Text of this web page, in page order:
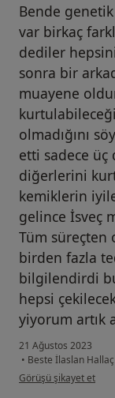
Bende
var birkaç
dediler
sonra bir
muayene
olmadığını
etti sadece üç
diğerlerini
kemiklerin
gelince İsveç
Tüm süreçten
birden fazla
bilgilendirdi
hepsi
yiyorum artık
21 Ağustos 2023
• Beste İlaslan
kullanıcının görüşüne
Görüşü şikayet et